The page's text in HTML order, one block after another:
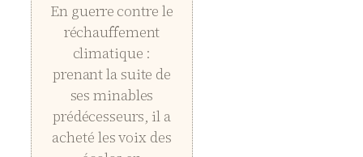
En guerre contre le
réchauffement
climatique :
prenant la suite de
ses minables
prédécesseurs, il a
acheté les voix des